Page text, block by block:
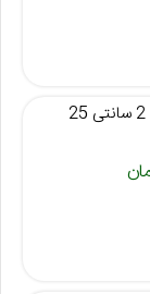
توپک تزیینی زری دار زرد 2 سانتی 25